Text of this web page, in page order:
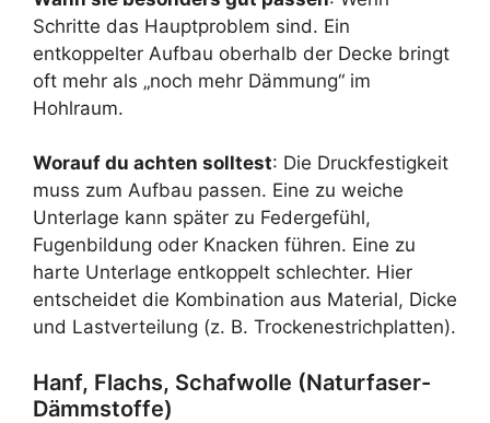
Schritte das Hauptproblem sind. Ein
entkoppelter Aufbau oberhalb der Decke bringt
oft mehr als „noch mehr Dämmung“ im
Hohlraum.
Worauf du achten solltest: Die Druckfestigkeit
muss zum Aufbau passen. Eine zu weiche
Unterlage kann später zu Federgefühl,
Fugenbildung oder Knacken führen. Eine zu
harte Unterlage entkoppelt schlechter. Hier
entscheidet die Kombination aus Material, Dicke
und Lastverteilung (z. B. Trockenestrichplatten).
Hanf, Flachs, Schafwolle (Naturfaser-
Dämmstoffe)